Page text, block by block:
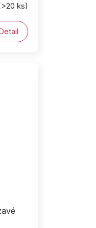
ks)